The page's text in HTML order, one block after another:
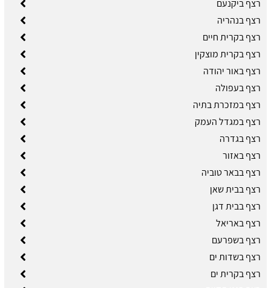
רצף ביקנעם
רצף בנהריה
רצף בקרית חיים
רצף בקרית מוצקין
רצף באור יהודה
רצף בעפולה
רצף במזכרת בתיה
רצף במגדל העמק
רצף בגדרה
רצף באזור
רצף בבאר טוביה
רצף בבית שאן
רצף בבית דגן
רצף באריאל
רצף בשפרעם
רצף בשדות ים
רצף בקרית ים